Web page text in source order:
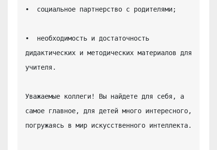
•  социальное партнерство с родителями;
•  необходимость и достаточность
дидактических и методических материалов для
учителя.
Уважаемые коллеги! Вы найдете для себя, а
самое главное, для детей много интересного,
погружаясь в мир искусственного интеллекта.